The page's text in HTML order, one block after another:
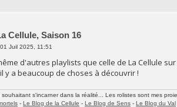
Cellule, Saison 16
Juil 2025, 11:51
d'autres playlists que celle de La Cellule
y a beaucoup de choses à découvrir !
s'incarner dans la réalité... Les rolistes sont mes
- Le Blog de la Cellule - Le Blog de Sens - Le Blog du Val